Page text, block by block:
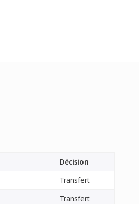
Décision
Transfert
Transfert